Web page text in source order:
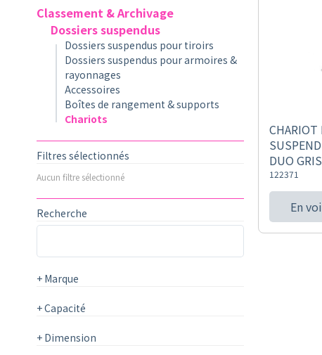
Classement & Archivage
Dossiers suspendus
Dossiers suspendus pour tiroirs
Dossiers suspendus pour armoires &
rayonnages
Accessoires
Boîtes de rangement & supports
Chariots
Filtres sélectionnés
Aucun filtre sélectionné
Recherche
+ Marque
+Capacité
+ Dimension
CHARIOT
DUO
122371
En